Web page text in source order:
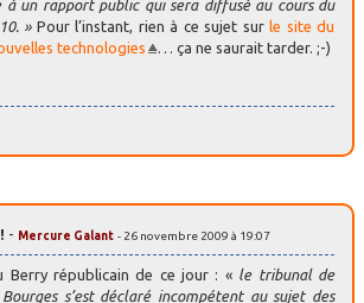
un rapport public qui sera diffusé au cours du
»Pour l’instant, rien à ce sujet sur le site du
technologies
… ça ne saurait tarder. ;-)
- Mercure Galant - 26 novembre 2009 à 19:07
Berry républicain de ce jour : « le tribunal de
s’est déclaré incompétent au sujet des